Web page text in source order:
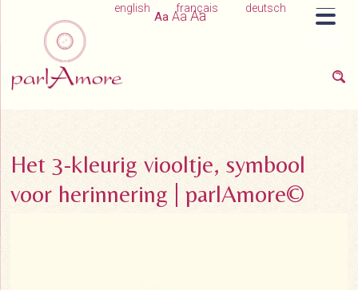
english français deutsch
Aa Aa Aa
Het 3-kleurig viooltje, symbool
voor herinnering | parlAmore©